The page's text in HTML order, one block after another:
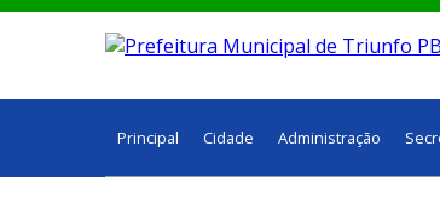
Principal Cidade Administração